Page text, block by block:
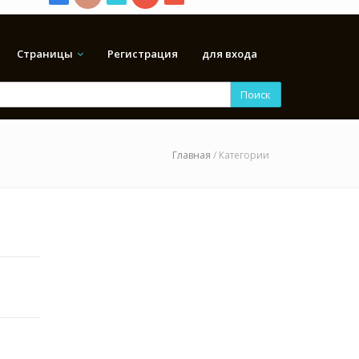
Страницы Регистрация для входа
Поиск
Главная / Категории